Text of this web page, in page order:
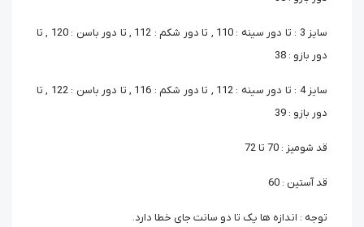
سایز 3 : تا دور سینه : 110 , تا دور شکم : 112 , تا دور باسن : 120 , تا
دور بازو : 38
سایز 4 : تا دور سینه : 112 , تا دور شکم : 116 , تا دور باسن : 122 , تا
دور بازو : 39
قد شومیز : 70 تا 72
قد آستین : 60
توجه : اندازه ها یک تا دو سانت جای خطا دارد.